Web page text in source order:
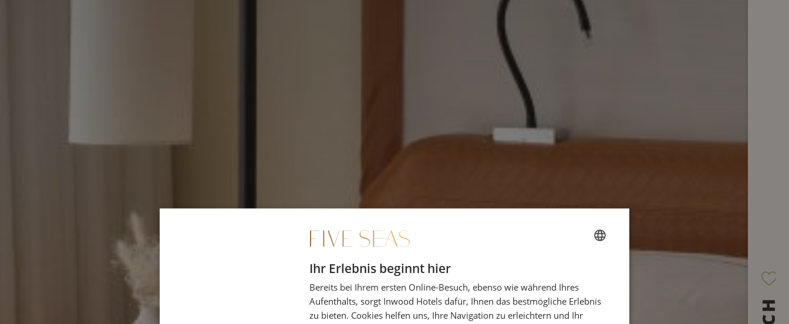
ENGLISH
SPANISH
Ihr Erlebnis beginnt hier
Bereits bei Ihrem ersten Online-Besuch, ebenso wie während Ihres
Aufenthalts, sorgt Inwood Hotels dafür, Ihnen das bestmögliche Erlebnis
zu bieten. Cookies helfen uns, Ihre Navigation zu erleichtern und Ihr